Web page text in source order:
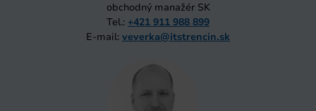
obchodný manažér SK
Tel.: +421 911 988 899
E-mail: veverka@itstrencin.sk